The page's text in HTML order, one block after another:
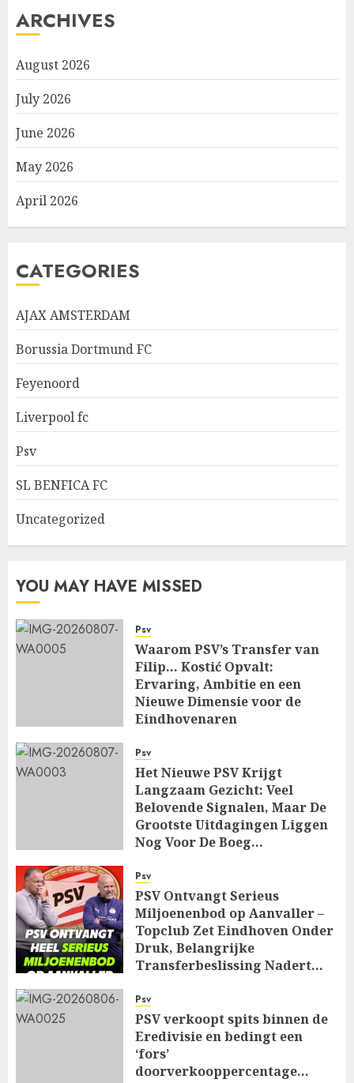
ARCHIVES
August 2026
July 2026
June 2026
May 2026
April 2026
CATEGORIES
AJAX AMSTERDAM
Borussia Dortmund FC
Feyenoord
Liverpool fc
Psv
SL BENFICA FC
Uncategorized
YOU MAY HAVE MISSED
Psv
Waarom PSV’s Transfer van
Filip… Kostić Opvalt:
Ervaring, Ambitie en een
Nieuwe Dimensie voor de
Eindhovenaren
Psv
Het Nieuwe PSV Krijgt
Langzaam Gezicht: Veel
Belovende Signalen, Maar De
Grootste Uitdagingen Liggen
Nog Voor De Boeg…
Psv
PSV Ontvangt Serieus
Miljoenenbod op Aanvaller –
Topclub Zet Eindhoven Onder
Druk, Belangrijke
Transferbeslissing Nadert…
Psv
PSV verkoopt spits binnen de
Eredivisie en bedingt een
‘fors’
doorverkooppercentage…